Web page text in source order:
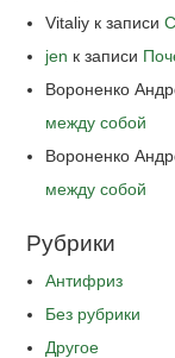
Vitaliy к записи
jen к записи
Вороненко
между собой
Вороненко
между собой
Рубрики
Антифриз
Без рубрики
Другое